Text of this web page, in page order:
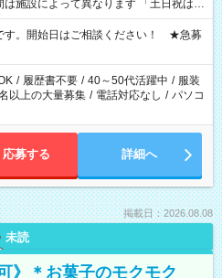
よって異なります 「土日祝は休
たい」 「もう少し遅い時間から始めた
事をご案内いたします。 ※未経験
は日中での仕事を経験いただき、 お
★家庭の都合でお休みが
相談ください。
す。開始日はご相談ください！ ★急募
/ 履歴書不要 / 40～50代活躍中 / 服装
以上の大量募集 / 電話対応なし / パソコ
応募する 詳細へ
掲載日：2026.08.08
未読
》＊お菓子のモクモク